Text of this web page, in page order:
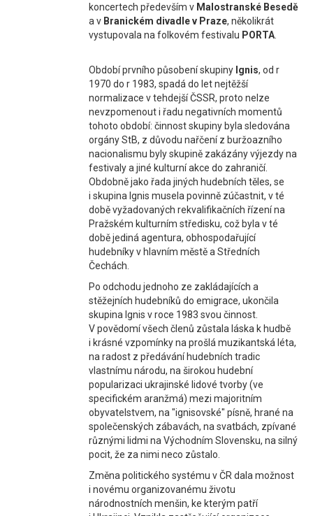
koncertech především v Malostranské Besedě
a v Branickém divadle v Praze, několikrát
vystupovala na folkovém festivalu PORTA.
Období prvního působení skupiny Ignis, od r
1970 do r 1983, spadá do let nejtěžší
normalizace v tehdejší ČSSR, proto nelze
nevzpomenout i řadu negativních momentů
tohoto období: činnost skupiny byla sledována
orgány StB, z důvodu nařčení z buržoazního
nacionalismu byly skupině zakázány výjezdy na
festivaly a jiné kulturní akce do zahraničí.
Obdobně jako řada jiných hudebních těles, se
i skupina Ignis musela povinně zúčastnit, v té
době vyžadovaných rekvalifikačních řízení na
Pražském kulturním středisku, což byla v té
době jediná agentura, obhospodařující
hudebníky v hlavním městě a Středních
Čechách.
Po odchodu jednoho ze zakládajících a
stěžejních hudebníků do emigrace, ukončila
skupina Ignis v roce 1983 svou činnost.
V povědomí všech členů zůstala láska k hudbě
i krásné vzpomínky na prošlá muzikantská léta,
na radost z předávání hudebních tradic
vlastnímu národu, na širokou hudební
popularizaci ukrajinské lidové tvorby (ve
specifickém aranžmá) mezi majoritním
obyvatelstvem, na "ignisovské" písně, hrané na
společenských zábavách, na svatbách, zpívané
různými lidmi na Východním Slovensku, na silný
pocit, že za nimi neco zůstalo.
Změna politického systému v ČR dala možnost
i novému organizovanému životu
národnostních menšin, ke kterým patří